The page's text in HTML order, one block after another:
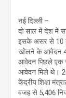
नई दिल्ली –
दो साल में देश में
इसके असर से 10
खोलने के आवेदन
आवेदन पिछले एक
आवेदन मिले थे।
केंद्रीय शिक्षा
वजह से 5,406